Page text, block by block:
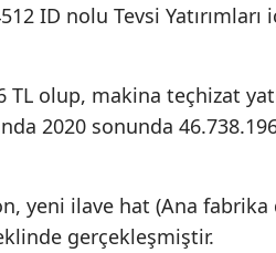
ID nolu Tevsi Yatırımları
olup, makina teçhizat
2020 sonunda
yeni ilave hat (Ana fabrika
gerçekleşmiştir.